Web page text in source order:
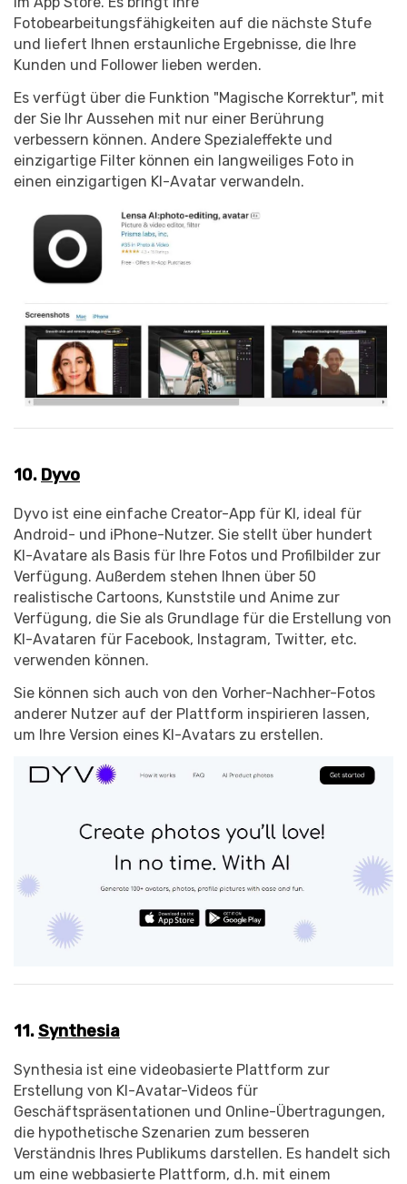
Fotobearbeitungsfähigkeiten auf die nächste Stufe
und liefert Ihnen erstaunliche Ergebnisse, die Ihre
Kunden und Follower lieben werden.
Es verfügt über die Funktion "Magische Korrektur", mit
der Sie Ihr Aussehen mit nur einer Berührung
verbessern können. Andere Spezialeffekte und
einzigartige Filter können ein langweiliges Foto in
einen einzigartigen KI-Avatar verwandeln.
10. Dyvo
Dyvo ist eine einfache Creator-App für KI, ideal für
Android- und iPhone-Nutzer. Sie stellt über hundert
KI-Avatare als Basis für Ihre Fotos und Profilbilder zur
Verfügung. Außerdem stehen Ihnen über 50
realistische Cartoons, Kunststile und Anime zur
Verfügung, die Sie als Grundlage für die Erstellung von
KI-Avataren für Facebook, Instagram, Twitter, etc.
verwenden können.
Sie können sich auch von den Vorher-Nachher-Fotos
anderer Nutzer auf der Plattform inspirieren lassen,
um Ihre Version eines KI-Avatars zu erstellen.
11.Synthesia
Synthesia ist eine videobasierte Plattform zur
Erstellung von KI-Avatar-Videos für
Geschäftspräsentationen und Online-Übertragungen,
die hypothetische Szenarien zum besseren
Verständnis Ihres Publikums darstellen. Es handelt sich
um eine webbasierte Plattform, d.h. mit einem